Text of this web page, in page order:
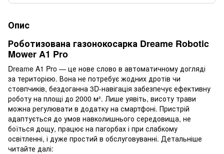
Опис
Роботизована газонокосарка Dreame Robotic
Mower A1 Pro
Dreame A1 Pro — це нове слово в автоматичному догляді
за територією. Вона не потребує жодних дротів чи
стовпчиків, бездоганна 3D-навігація забезпечує ефективну
роботу на площі до 2000 м². Лише уявіть, висоту трави
можна регулювати в додатку на смартфоні. Пристрій
адаптується до умов навколишнього середовища, не
боїться дощу, працює на пагорбах і при слабкому
освітленні, і дуже простий в обслуговуванні. Детальніше
читайте далі: